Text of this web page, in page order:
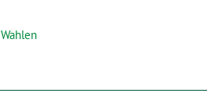
Wahlen